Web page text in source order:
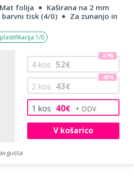
folija
Kaširana na 2 mm
barvni tisk (4/0)
Za zunanjo in
1/0
1 kos 40€
2kos 43€
-45%
4kos 52€
-67%
V košarico